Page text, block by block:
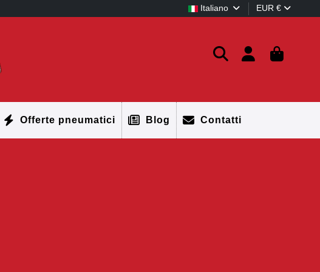
Italiano EUR €
Offerte pneumatici Blog Contatti